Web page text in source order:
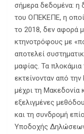
σήμερα δεδομένα: η
του ΟΠΕΚΕΠΕ, η
το 2018, δεν αφορά
κτηνοτρόφους με
αποτελεί
μαφίας. Τα
εκτείνονταν από την
μέχρι τη Μακεδονία
εξελιγμένες
και τη συνδρομή
Υποδοχής